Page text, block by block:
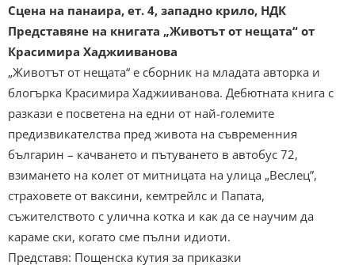
Сцена на панаира, ет. 4, западно крило, НДК
Представяне на книгата „Животът от нещата“ от
Красимира Хаджииванова
„Животът от нещата“ е сборник на младата авторка и
блогърка Красимира Хаджииванова. Дебютната книга с
разкази е посветена на едни от най-големите
предизвикателства пред живота на съвременния
българин – качването и пътуването в автобус 72,
взимането на колет от митницата на улица „Веслец”,
страховете от ваксини, кемтрейлс и Папата,
съжителството с улична котка и как да се научим да
караме ски, когато сме пълни идиоти.
Представя: Пощенска кутия за приказки